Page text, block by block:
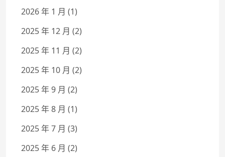
2026 年 1 月 (1)
2025 年 12 月 (2)
2025 年 11 月 (2)
2025 年 10 月 (2)
2025 年 9 月 (2)
2025 年 8 月 (1)
2025 年 7 月 (3)
2025 年 6 月 (2)